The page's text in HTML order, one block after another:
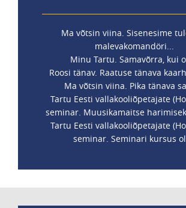
Ma võtsin viina. Sisenesime
malevakomandöri...
Minu Tartu. Samavõrra, kui
Roosi tänav. Raatuse tänava
Ma võtsin viina. Pika tänava
Tartu Eesti vallakooliõpetajate
seminar. Muusikamaitse
Tartu Eesti vallakooliõpetajate
seminar. Seminari kursus